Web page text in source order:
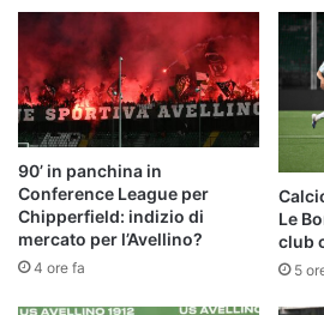
90’ in panchina in
Conference League per
Chipperfield: indizio di
mercato per l’Avellino?
4 ore fa
Le
club
5